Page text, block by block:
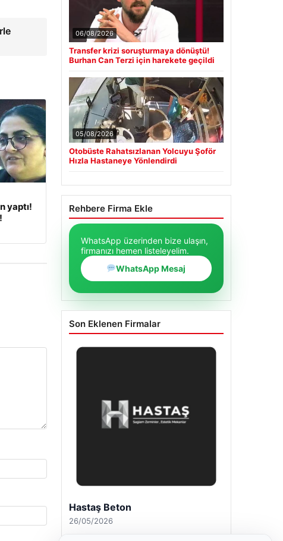
yaptı!
06/08/2026
Transfer krizi soruşturmaya dönüştü!
Burhan Can Terzi için harekete geçildi
05/08/2026
Otobüste Rahatsızlanan Yolcuyu Şoför
Hızla Hastaneye Yönlendirdi
Rehbere Firma Ekle
WhatsApp üzerinden bize ulaşın,
firmanızı hemen listeleyelim.
WhatsApp Mesaj
Son Eklenen Firmalar
Hastaş Beton
26/05/2026